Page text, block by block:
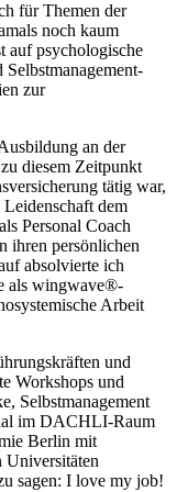
für Themen der
noch kaum
auf psychologische
zur
an der
diesem Zeitpunkt
tätig war,
dem
Personal Coach
ihren persönlichen
absolvierte ich
als wingwave®-
Arbeit
und
Workshops und
Selbstmanagement
im DACHLI-Raum
Berlin mit
Universitäten
sagen: I love my job!